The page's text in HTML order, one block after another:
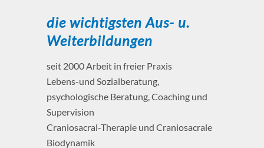
die wichtigsten Aus- u.
Weiterbildungen
seit 2000 Arbeit in freier Praxis
Lebens-und Sozialberatung,
psychologische Beratung, Coaching und
Supervision
Craniosacral-Therapie und Craniosacrale
Biodynamik